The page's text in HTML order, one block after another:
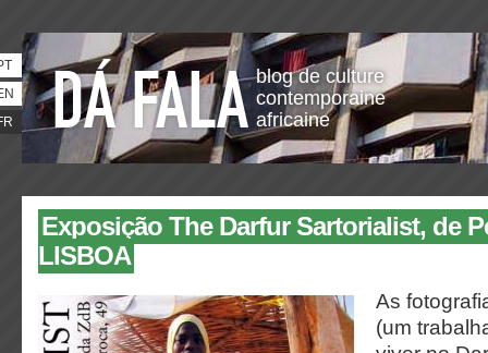
blog de culture
contemporaine
africaine
Exposição The Darfur Sartorialist, de
LISBOA
As
(um